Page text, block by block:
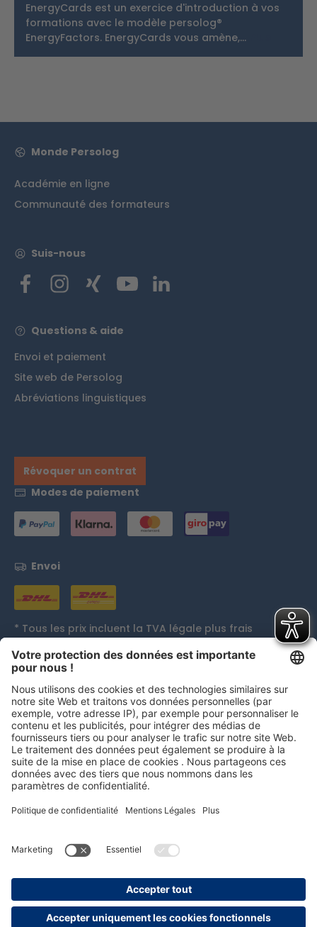
EnergyCards est un exercice d'introduction à vos
formations avec le modèle persolog®
EnergyFactors. EnergyCards vous amène,…
Monde Persolog
Académie en ligne
Communauté des formateurs
Suis-nous
Questions & aide
Envoi et paiement
Site web de Persolog
Abréviations linguistiques
Révoquer un contrat
Modes de paiement
Envoi
* Tous les prix incluent la TVA légale plus frais
remboursement, sauf indication contraire.
Distinctions
persolog GmbH
mail@persolog.com
+49 7232 3699-0